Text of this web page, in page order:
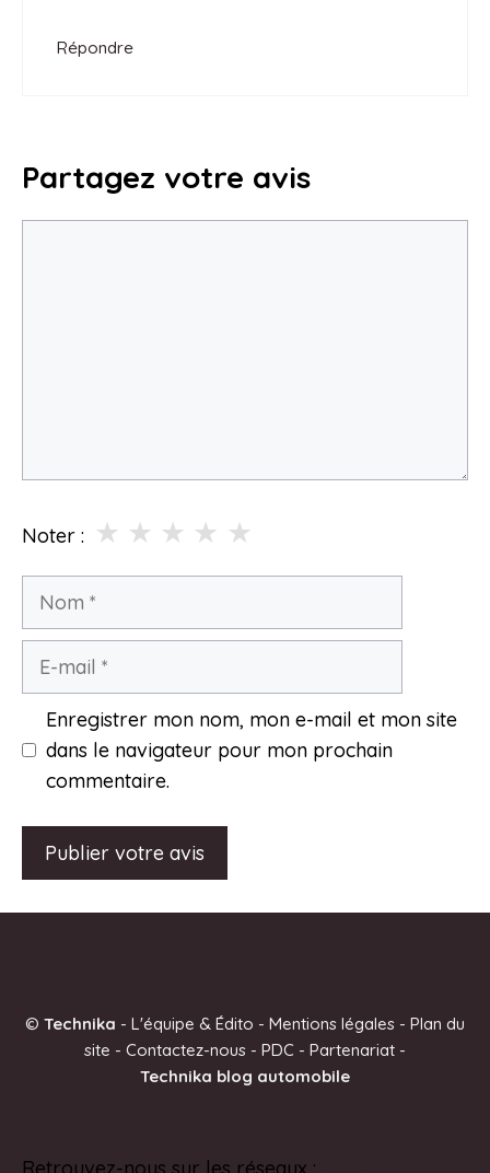
Répondre
Partagez votre avis
Noter : ★
★
★
★
★
Nom
Enregistrer mon nom, mon e-mail et mon site
dans le navigateur pour mon prochain
commentaire.
r
© Technika - L'équipe & Édito - Mentions légales - Plan du
site - Contactez-nous - PDC - Partenariat -
Technika blog automobile
Retrouvez-nous sur les réseaux :